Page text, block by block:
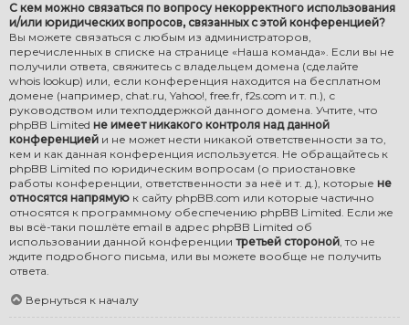
С кем можно связаться по вопросу некорректного использования
и/или юридических вопросов, связанных с этой конференцией?
Вы можете связаться с любым из администраторов,
перечисленных в списке на странице «Наша команда». Если вы не
получили ответа, свяжитесь с владельцем домена (сделайте
whois lookup) или, если конференция находится на бесплатном
домене (например, chat.ru, Yahoo!, free.fr, f2s.com и т. п.), с
руководством или техподдержкой данного домена. Учтите, что
phpBB Limited не имеет никакого контроля над данной
конференцией и не может нести никакой ответственности за то,
кем и как данная конференция используется. Не обращайтесь к
phpBB Limited по юридическим вопросам (о приостановке
работы конференции, ответственности за неё и т. д.), которые не
относятся напрямую к сайту phpBB.com или которые частично
относятся к программному обеспечению phpBB Limited. Если же
вы всё-таки пошлёте email в адрес phpBB Limited об
использовании данной конференции третьей стороной, то не
ждите подробного письма, или вы можете вообще не получить
ответа.
Вернуться к началу